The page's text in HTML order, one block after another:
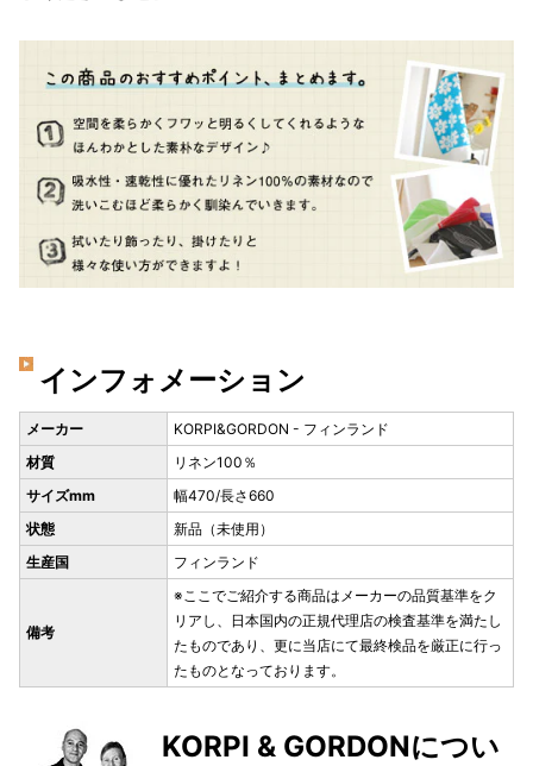
インフォメーション
メーカー
KORPI&GORDON - フィンランド
材質
リネン100％
サイズmm
幅470/長さ660
状態
新品（未使用）
生産国
フィンランド
備考
※ここでご紹介する商品はメーカーの品質基準をク
リアし、日本国内の正規代理店の検査基準を満たし
たものであり、更に当店にて最終検品を厳正に行っ
たものとなっております。
KORPI & GORDONについ